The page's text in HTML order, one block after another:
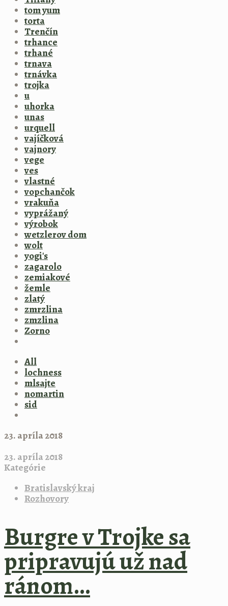
tom yum
torta
Trenčín
trhance
trhané
trnava
trnávka
trojka
u
uhorka
unas
urquell
vajíčková
vajnory
vege
ves
vlastné
vopchančok
vrakuňa
vyprážaný
výrobok
wetzlerov dom
wolt
yogi's
zagarolo
zemiakové
žemle
zlatý
zmrzlina
zmzlina
Zorno
All
lochness
mlsajte
nomartin
sid
23. apríla 2018
23. apríla 2018
Kategórie
Bratislavský kraj
Rozhovory
Burgre v Trojke sa
pripravujú už nad
ránom…